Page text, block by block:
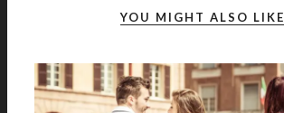
YOU MIGHT ALSO LIKE